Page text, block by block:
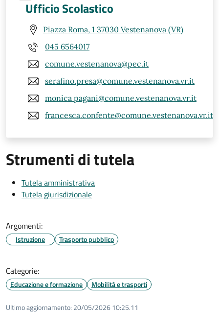
Ufficio Scolastico
Piazza Roma, 1 37030 Vestenanova (VR)
045 6564017
comune.vestenanova@pec.it
serafino.presa@comune.vestenanova.vr.it
monica pagani@comune.vestenanova.vr.it
francesca.confente@comune.vestenanova.vr.it
Strumenti di tutela
Tutela amministrativa
Tutela giurisdizionale
Argomenti:
Istruzione Trasporto pubblico
Categorie:
Educazione e formazione Mobilità e trasporti
Ultimo aggiornamento: 20/05/2026 10:25.11